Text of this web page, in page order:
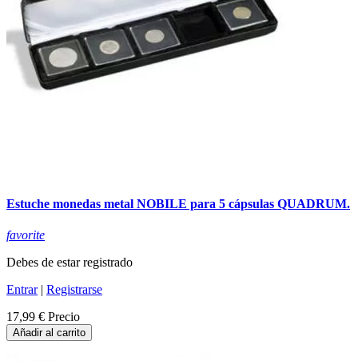
Estuche monedas metal NOBILE para 5 cápsulas QUADRUM.
favorite
Debes de estar registrado
Entrar| Registrarse
17,99 € Precio
Añadir al carrito